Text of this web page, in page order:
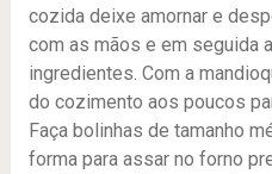
cozida deixe amornar e
com as mãos e em seguida
ingredientes. Com a
do cozimento aos poucos
Faça bolinhas de tamanho
forma para assar no forno